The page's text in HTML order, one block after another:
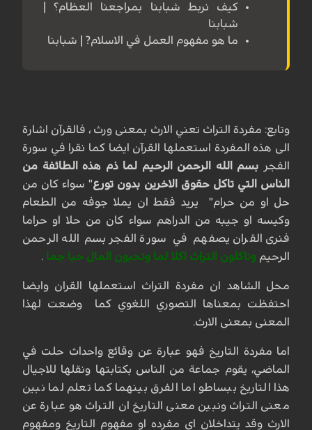
كيف نربط شبابنا بمراجعنا العظام؟ |
شبابنا
ما هو مفهوم العمل في الاسلام? | شبابنا
وتابع: مفردة التراث تعني الارث بمعنى ورث ، فالقرآن اشارة
الى هذه المفردة استعملها القرآن ايضا كما نقرا في سورة
الفجر بسم الله الرحمن الرحيم لما ذم هذه الطائفة من
الناس التي تاكل حقوق الاخرين بدون تورع" سواء كان من
حل او من حرام" يريد فقط ان يملا جوفه من الطعام
وكيسه او جيبه من الدراهم سواء كان من حلا او حراما
فنرى القران يصفهم في سورة الفجر بسم الله الرحمن
الرحيم وتاكلون التراث اكلا لما وتحبون المال حبا جما .
محل الشاهد ان مفردة التراث استعملها القران وايضا
احتفظت بمعناها التصوري اللغوي كما وضعت لهذا
المعنى بمعنى الارث.
اما مفردة التاريخ فهو عبارة عن وقائع واحداث حلت في
الماضي، يقوم جماعة من الناس بكتابتها ونقلها للاجيال
هذا التاريخ ببساطو اما الفرق بينهما كما تعلم لما نبين
معنى التراث ونبين معنى التاريخ ان التراث هو عبارة عن
الارث وقد يتداخلان اي مفرده او مفهوم التاريخ ومفهوم